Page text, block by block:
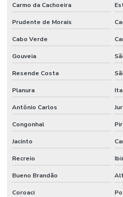
Tratamento De Juntas De Dilatação
Tratamento De Juntas De Dilatação
Tratamento De Juntas De Dilatação
Tratamento De Juntas De Dilatação Sp
Tratamento Eficaz De Juntas De
Carmo da Cachoeira
Prudente de Morais
Cabo Verde
Gouveia
Resende Costa
Planura
Antônio Carlos
Congonhal
Jacinto
Recreio
Bueno Brandão
Coroaci